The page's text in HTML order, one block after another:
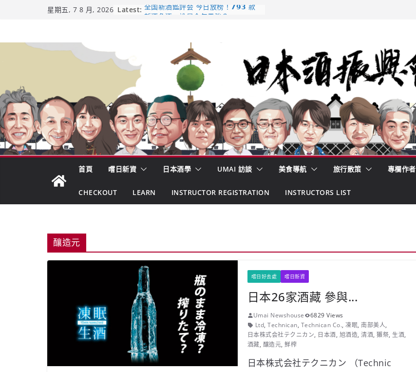
星期五, 7 8 月, 2026 Latest: 全国新酒鑑評会 今日放榜！𝟳𝟵𝟯 款
市場！梅乃宿上市背後的密碼
龜之井酒造：口說上手 – 山形純米大
吟釀的堅持與傳承 ～ くどき上手
日本酒類地理標示 (GI) 認定一覽表
首頁 嚐日新資 日本酒學 UMAI 訪談 美食導航 旅行散策 專欄作者
CHECKOUT LEARN INSTRUCTOR REGISTRATION INSTRUCTORS LIST
釀造元
嚐日好去處 嚐日新資
日本26家酒藏 參與...
Umai Newshouse
6829 Views
Ltd,Technican, Technican Co.,凍眠,南部美人,
日本株式会社テクニカン, 日本酒, 旭酒造,清酒,獺祭, 生酒,
酒藏, 釀造元,鮮榨
日本株式会社テクニカン （Technic